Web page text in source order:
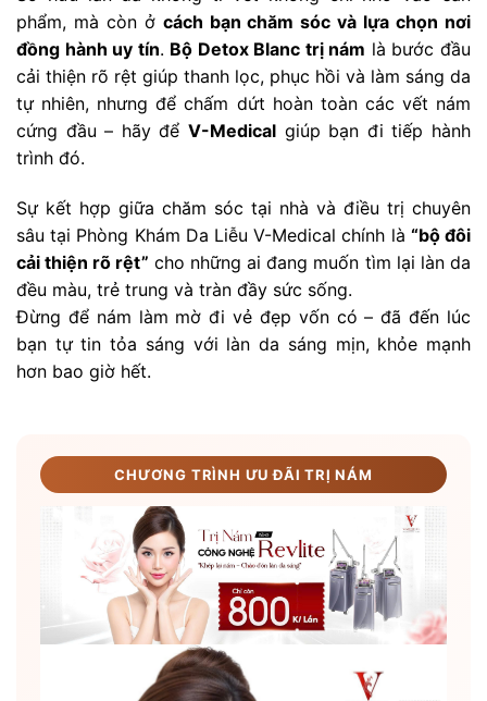
phẩm, mà còn ở cách bạn chăm sóc và lựa chọn nơi
đồng hành uy tín. Bộ Detox Blanc trị nám là bước đầu
cải thiện rõ rệt giúp thanh lọc, phục hồi và làm sáng da
tự nhiên, nhưng để chấm dứt hoàn toàn các vết nám
cứng đầu – hãy để V-Medical giúp bạn đi tiếp hành
trình đó.
Sự kết hợp giữa chăm sóc tại nhà và điều trị chuyên
sâu tại Phòng Khám Da Liễu V-Medical chính là “bộ đôi
cải thiện rõ rệt” cho những ai đang muốn tìm lại làn da
đều màu, trẻ trung và tràn đầy sức sống.
Đừng để nám làm mờ đi vẻ đẹp vốn có – đã đến lúc
bạn tự tin tỏa sáng với làn da sáng mịn, khỏe mạnh
hơn bao giờ hết.
CHƯƠNG TRÌNH ƯU ĐÃI TRỊ NÁM